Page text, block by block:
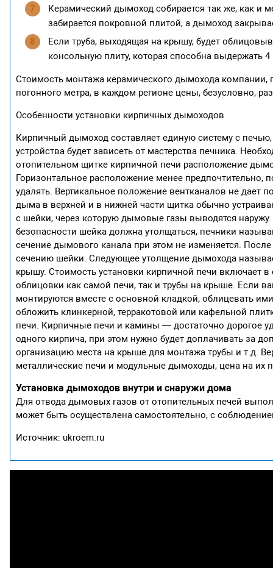
Керамический дымоход собирается так же, как и
забирается покровной плитой, а дымоход
Если труба, выходящая на крышу, будет
консольную плиту, которая способна выдержать
Стоимость монтажа керамического дымохода компании,
погонного метра, в каждом регионе цены, безусловно,
Особенности установки кирпичных дымоходов
Кирпичный дымоход составляет единую систему с
устройства будет зависеть от мастерства печника.
отопительном щитке кирпичной печи расположение
Горизонтальное расположение менее предпочтительно,
удалять. Вертикальное положение вентканалов не дает
дыма в верхней и в нижней части щитка обычно
с шейки, через которую дымовые газы выводятся
безопасности шейка должна утолщаться, печники
сечение дымового канала при этом не изменяется.
сечению шейки. Следующее утолщение дымохода
крышу. Стоимость установки кирпичной печи включает
облицовки как самой печи, так и трубы на крыше. Если
монтируются вместе с основной кладкой, облицевать
обложить клинкерной, терракотовой или кафельной
печи. Кирпичные печи и камины — достаточно дорогое
одного кирпича, при этом нужно будет доплачивать за
организацию места на крыше для монтажа трубы и т.д.
металлические печи и модульные дымоходы, цена на их
Установка дымоходов внутри и снаружи дома
Для отвода дымовых газов от отопительных печей
может быть осуществлена самостоятельно, с
Источник: ukroem.ru